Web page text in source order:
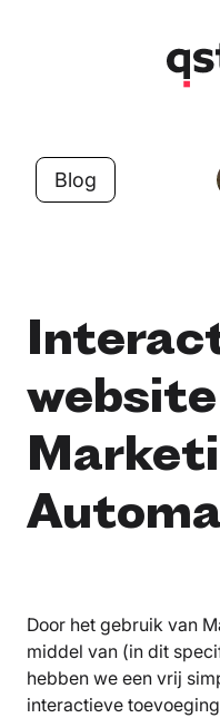
Blog
Door het gebruik van
middel van (in dit
hebben we een vrij
interactieve